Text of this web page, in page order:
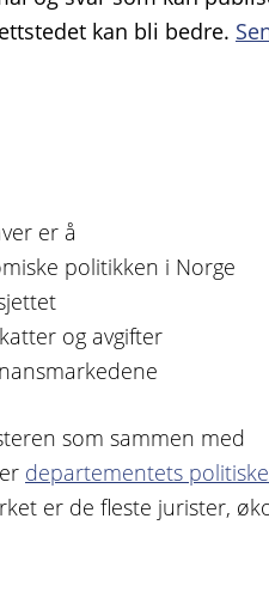
kan bli bedre.
er å
politikken i Norge
og avgifter
som sammen med
departementets
er de fleste jurister,